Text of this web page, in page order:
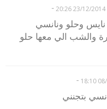
23/12/2014 20:26
-
نايس وحلو ونانسي
والشب الي معها حلو
08/
-
بتجنني